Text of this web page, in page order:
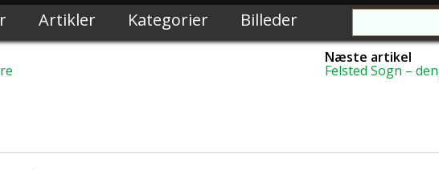
Artikler Kategorier Billeder
Næste artikel
Felsted Sogn –